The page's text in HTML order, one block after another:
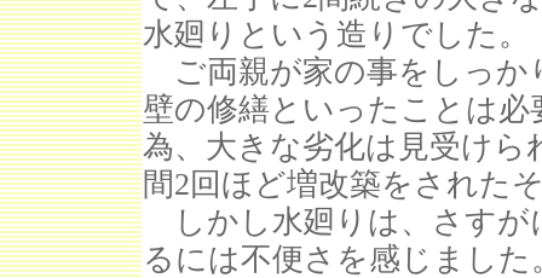
水廻りという造りでした。
ご両親が家の事をしっか
壁の修繕といったことは
為、大きな劣化は見受けら
間2回ほど増改築をされた
しかし水廻りは、さすが
るには不便さを感じまし